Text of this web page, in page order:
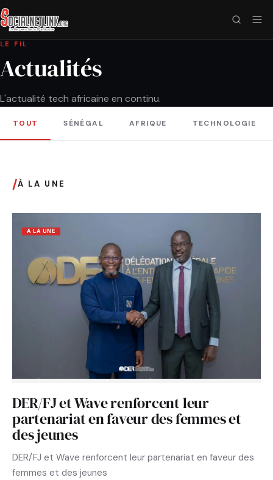
LE FIL
Actualités
L'actualité tech africaine en continu.
TOUT SÉNÉGAL AFRIQUE TECHNOLOGIE
/À LA UNE
A LA UNE
DER/FJ et Wave renforcent leur
partenariat en faveur des femmes et
des jeunes
DER/FJ et Wave renforcent leur partenariat en faveur des
femmes et des jeunes